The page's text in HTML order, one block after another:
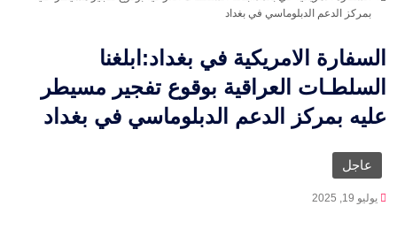
بمركز الدعم الدبلوماسي في بغداد
السفارة الامريكية في بغداد:ابلغنا
السلطـات العراقية بوقوع تفجير مسيطر
عليه بمركز الدعم الدبلوماسي في بغداد
عاجل
يوليو 19, 2025